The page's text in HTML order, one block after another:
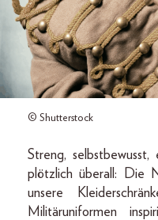
© Shutterstock
Streng,
plötzlich überall: Die
unsere
Militäruniformen